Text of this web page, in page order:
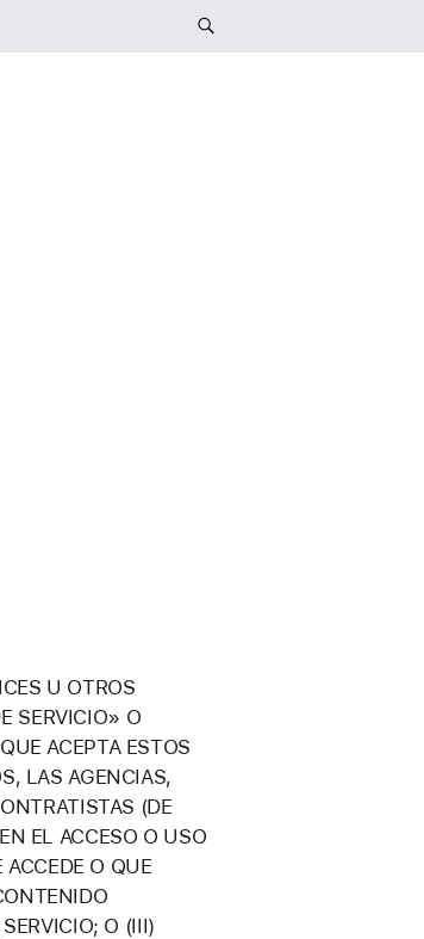
U OTROS
SERVICIO» O
ACEPTA ESTOS
LAS AGENCIAS,
(DE
EL ACCESO O USO
O QUE
O (III)